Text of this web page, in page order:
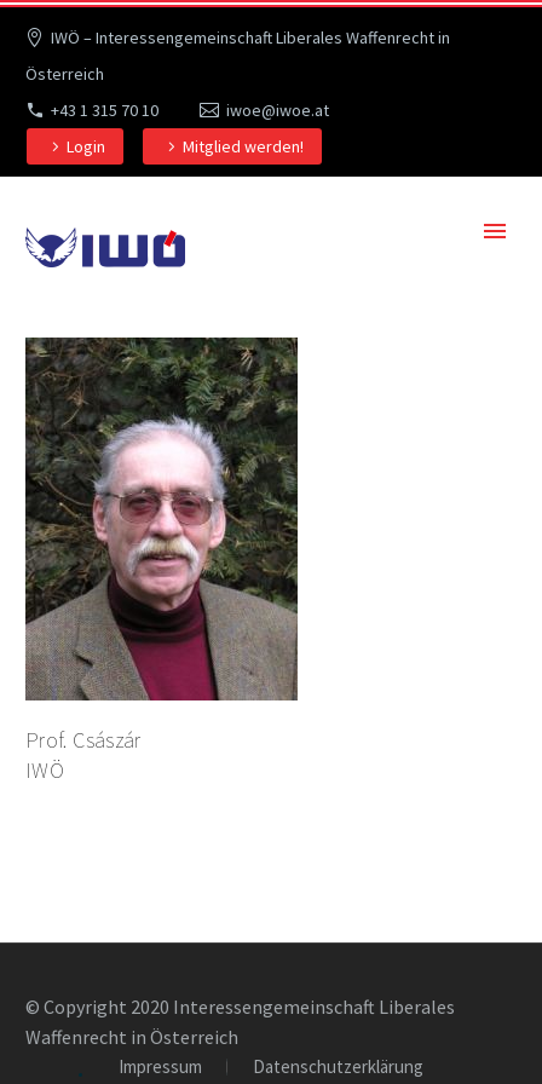
IWÖ – Interessengemeinschaft Liberales Waffenrecht in
Österreich
+43 1 315 70 10
iwoe@iwoe.at
Login
Mitglied werden!
Prof. Császár
IWÖ
© Copyright 2020 Interessengemeinschaft Liberales
Waffenrecht in Österreich
Impressum
Datenschutzerklärung